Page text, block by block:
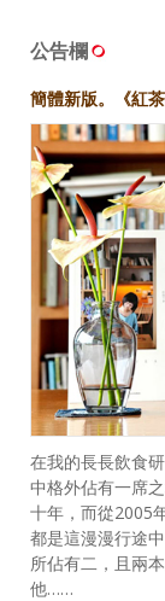
公告欄
簡體新版。《紅茶
在我的長長飲食
中格外佔有一席
十年，而從2005
都是這漫漫行途
所佔有二，且兩
他……